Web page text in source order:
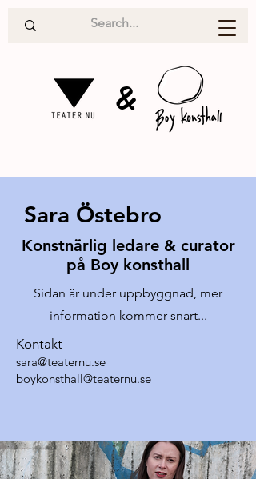
&
Sara Östebro
Konstnärlig ledare & curator
på Boy konsthall
Sidan är under uppbyggnad, mer
information kommer snart...
Kontakt
sara@teaternu.se
boykonsthall@teaternu.se